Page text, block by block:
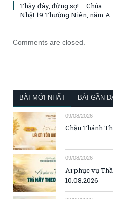
Thầy đây, đừng sợ! – Chúa
Nhật 19 Thường Niên, năm A
Comments are closed.
BÀI MỚI NHẤT BÀI GẦN
09/08/2026
Chầu Thánh
09/08/2026
Ai phục vụ
10.08.2026